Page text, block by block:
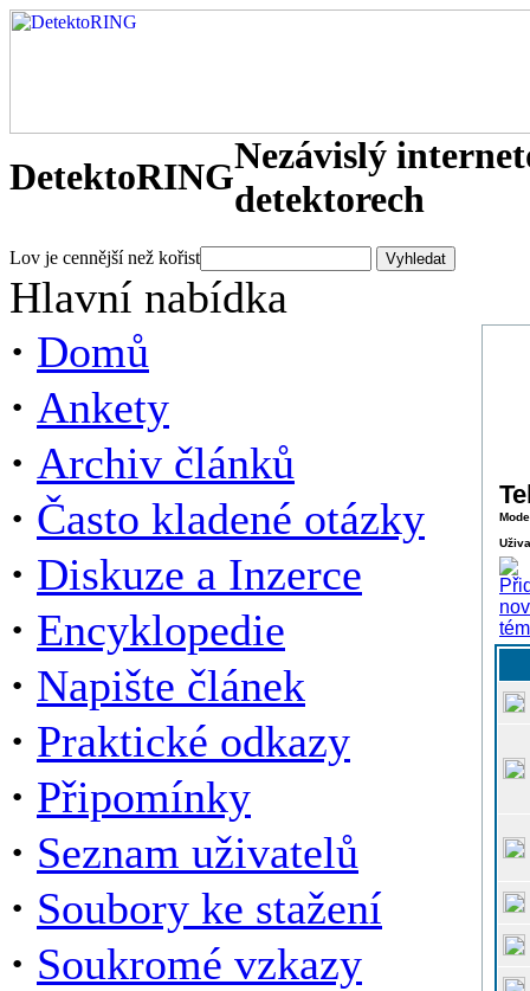
DetektoRINGNezávislý
detektorech
Lov je cennější než kořist
Hlavní nabídka
· Domů
· Ankety
· Archiv článků
· Často kladené otázky
· Diskuze a Inzerce
· Encyklopedie
· Napište článek
· Praktické odkazy
· Připomínky
· Seznam uživatelů
· Soubory ke stažení
· Soukromé vzkazy